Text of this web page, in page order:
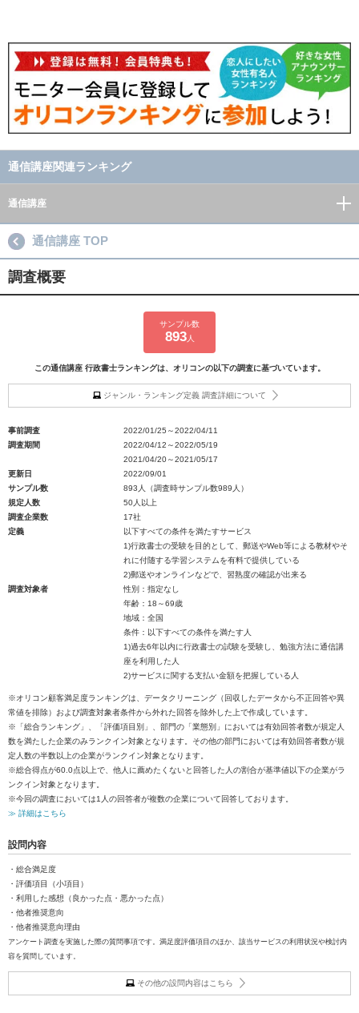
通信講座関連ランキング
通信講座
通信講座 TOP
調査概要
サンプル数
893人
この通信講座 行政書士ランキングは、オリコンの以下の調査に基づいています。
ジャンル・ランキング定義 調査詳細について
事前調査
2022/01/25～2022/04/11
調査期間
2022/04/12～2022/05/19
2021/04/20～2021/05/17
更新日
2022/09/01
サンプル数
893人（調査時サンプル数989人）
規定人数
50人以上
調査企業数
17社
定義
以下すべての条件を満たすサービス
1)行政書士の受験を目的として、郵送やWeb等による教材やそ
れに付随する学習システムを有料で提供している
2)郵送やオンラインなどで、習熟度の確認が出来る
調査対象者
性別：指定なし
年齢：18～69歳
地域：全国
条件：以下すべての条件を満たす人
1)過去6年以内に行政書士の試験を受験し、勉強方法に通信講
座を利用した人
2)サービスに関する支払い金額を把握している人
※オリコン顧客満足度ランキングは、データクリーニング（回収したデータから不正回答や異
常値を排除）および調査対象者条件から外れた回答を除外した上で作成しています。
※「総合ランキング」、「評価項目別」、部門の「業態別」においては有効回答者数が規定人
数を満たした企業のみランクイン対象となります。その他の部門においては有効回答者数が規
定人数の半数以上の企業がランクイン対象となります。
※総合得点が60.0点以上で、他人に薦めたくないと回答した人の割合が基準値以下の企業がラ
ンクイン対象となります。
※今回の調査においては1人の回答者が複数の企業について回答しております。
≫ 詳細はこちら
設問内容
・総合満足度
・評価項目（小項目）
・利用した感想（良かった点・悪かった点）
・他者推奨意向
・他者推奨意向理由
アンケート調査を実施した際の質問事項です。満足度評価項目のほか、該当サービスの利用状況や検討内
容を質問しています。
その他の設問内容はこちら